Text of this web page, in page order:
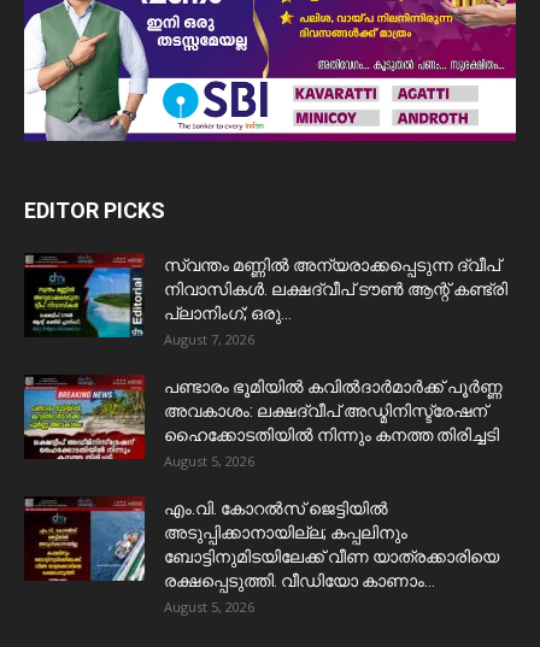
EDITOR PICKS
സ്വന്തം മണ്ണിൽ അന്യരാക്കപ്പെടുന്ന ദ്വീപ്
നിവാസികൾ. ലക്ഷദ്വീപ് ടൗൺ ആന്റ് കണ്ട്രി
പ്ലാനിംഗ്; ഒരു...
August 7, 2026
പണ്ടാരം ഭൂമിയിൽ കവിൽദാർമാർക്ക് പൂർണ്ണ
അവകാശം: ലക്ഷദ്വീപ് അഡ്മിനിസ്ട്രേഷന്
ഹൈക്കോടതിയിൽ നിന്നും കനത്ത തിരിച്ചടി
August 5, 2026
​എം.വി. കോറൽസ് ജെട്ടിയിൽ
അടുപ്പിക്കാനായില്ല; കപ്പലിനും
ബോട്ടിനുമിടയിലേക്ക് വീണ യാത്രക്കാരിയെ
രക്ഷപ്പെടുത്തി. വീഡിയോ കാണാം...
August 5, 2026